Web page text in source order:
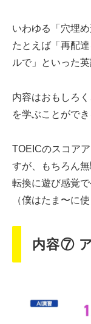
いわゆる「穴埋
たとえば「再配
ルで」といった
内容はおもしろ
を学ぶことがで
TOEICのスコア
すが、もちろん
転換に遊び感覚
（僕はたま〜に
内容⑦